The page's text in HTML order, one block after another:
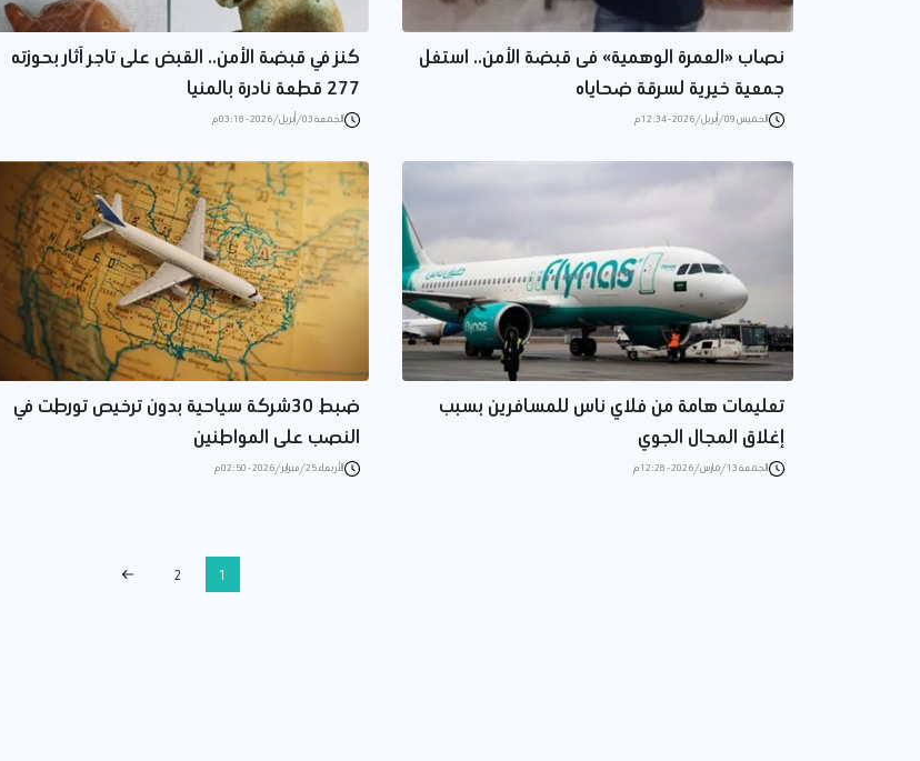
نصاب «العمرة الوهمية» فى قبضة الأمن.. استغل
جمعية خيرية لسرقة ضحاياه
الخميس 09/أبريل/2026 - 12:34 م
كنز في قبضة الأمن.. القبض على تاجر آثار بحوزته
277 قطعة نادرة بالمنيا
الجمعة 03/أبريل/2026 - 03:18 م
تعليمات هامة من فلاي ناس للمسافرين بسبب
إغلاق المجال الجوي
الجمعة 13/مارس/2026 - 12:28 م
ضبط 30شركة سياحية بدون ترخيص تورطت في
النصب على المواطنين
الأربعاء 25/فبراير/2026 - 02:50 م
1
2